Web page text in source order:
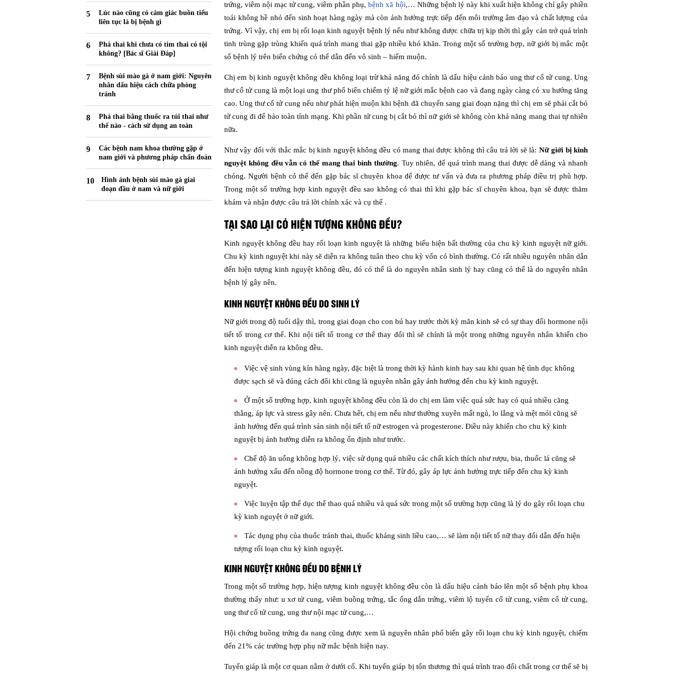
trứng, viêm nội mạc tử cung, viêm phần phụ,bệnh xã hội,… Những bệnh lý này khi xuất hiện không chỉ gây phiền
toái không hề nhỏ đến sinh hoạt hàng ngày mà còn ảnh hưởng trực tiếp đến môi trường âm đạo và chất lượng của
trứng. Vì vậy, chị em bị rối loạn kinh nguyệt bệnh lý nếu như không được chữa trị kịp thời thì gây cản trở quá trình
tinh trùng gặp trùng khiến quá trình mang thai gặp nhiều khó khăn. Trong một số trường hợp, nữ giới bị mắc một
số bệnh lý trên biến chứng có thể dẫn đến vô sinh – hiếm muộn.
Chị em bị kinh nguyệt không đều không loại trừ khả năng đó chính là dấu hiệu cảnh báo ung thư cổ tử cung. Ung
thư cổ tử cung là một loại ung thư phổ biến chiếm tỷ lệ nữ giới mắc bệnh cao và đang ngày càng có xu hướng tăng
cao. Ung thư cổ tử cung nếu như phát hiện muộn khi bệnh đã chuyển sang giai đoạn nặng thì chị em sẽ phải cắt bỏ
tử cung đi để bảo toàn tính mạng. Khi phần tử cung bị cắt bỏ thì nữ giới sẽ không còn khả năng mang thai tự nhiên
nữa.
Như vậy đối với thắc mắc bị kinh nguyệt không đều có mang thai được không thì câu trả lời sẽ là: Nữ giới bị kinh
nguyệt không đều vẫn có thể mang thai bình thường. Tuy nhiên, để quá trình mang thai được dễ dàng và nhanh
chóng. Người bệnh có thể đến gặp bác sĩ chuyên khoa để được tư vấn và đưa ra phương pháp điều trị phù hợp.
Trong một số trường hợp kinh nguyệt đều sao không có thai thì khi gặp bác sĩ chuyên khoa, bạn sẽ được thăm
khám và nhận được câu trả lời chính xác và cụ thể .
TẠI SAO LẠI CÓ HIỆN TƯỢNG KHÔNG ĐỀU?
Kinh nguyệt không đều hay rối loạn kinh nguyệt là những biểu hiện bất thường của chu kỳ kinh nguyệt nữ giới.
Chu kỳ kinh nguyệt khi này sẽ diễn ra không tuân theo chu kỳ vốn có bình thường. Có rất nhiều nguyên nhân dẫn
đến hiện tượng kinh nguyệt không đều, đó có thể là do nguyên nhân sinh lý hay cũng có thể là do nguyên nhân
bệnh lý gây nên.
KINH NGUYỆT KHÔNG ĐỀU DO SINH LÝ
Nữ giới trong độ tuổi dậy thì, trong giai đoạn cho con bú hay trước thời kỳ mãn kinh sẽ có sự thay đổi hormone nội
tiết tố trong cơ thể. Khi nội tiết tố trong cơ thể thay đổi thì sẽ chính là một trong những nguyên nhân khiến cho
kinh nguyệt diễn ra không đều.
Việc vệ sinh vùng kín hàng ngày, đặc biệt là trong thời kỳ hành kinh hay sau khi quan hệ tình dục không
được sạch sẽ và đúng cách đôi khi cũng là nguyên nhân gây ảnh hưởng đến chu kỳ kinh nguyệt.
Ở một số trường hợp, kinh nguyệt không đều còn là do chị em làm việc quá sức hay có quá nhiều căng
thẳng, áp lực và stress gây nên. Chưa hết, chị em nếu như thường xuyên mất ngủ, lo lắng và mệt mỏi cũng sẽ
ảnh hưởng đến quá trình sản sinh nội tiết tố nữ estrogen và progesterone. Điều này khiến cho chu kỳ kinh
nguyệt bị ảnh hưởng diễn ra không ổn định như trước.
Chế độ ăn uống không hợp lý, việc sử dụng quá nhiều các chất kích thích như rượu, bia, thuốc lá cũng sẽ
ảnh hưởng xấu đến nồng độ hormone trong cơ thể. Từ đó, gây áp lực ảnh hưởng trực tiếp đến chu kỳ kinh
nguyệt.
Việc luyện tập thể dục thể thao quá nhiều và quá sức trong một số trường hợp cũng là lý do gây rối loạn chu
kỳ kinh nguyệt ở nữ giới.
Tác dụng phụ của thuốc tránh thai, thuốc kháng sinh liều cao,… sẽ làm nội tiết tố nữ thay đổi dẫn đến hiện
tượng rối loạn chu kỳ kinh nguyệt.
KINH NGUYỆT KHÔNG ĐỀU DO BỆNH LÝ
Trong một số trường hợp, hiện tượng kinh nguyệt không đều còn là dấu hiệu cảnh báo lên một số bệnh phụ khoa
thường thấy như: u xơ tử cung, viêm buồng trứng, tắc ống dẫn trứng, viêm lộ tuyến cổ tử cung, viêm cổ tử cung,
ung thư cổ tử cung, ung thư nội mạc tử cung,…
Hội chứng buồng trứng đa nang cũng được xem là nguyên nhân phổ biến gây rối loạn chu kỳ kinh nguyệt, chiếm
đến 21% các trường hợp phụ nữ mắc bệnh hiện nay.
Tuyến giáp là một cơ quan nằm ở dưới cổ. Khi tuyến giáp bị tổn thương thì quá trình trao đổi chất trong cơ thể sẽ bị
Lúc nào cũng có cảm giác buồn tiểu
liên tục là bị bệnh gì
Phá thai khi chưa có tim thai có tội
không? [Bác sĩ Giải Đáp]
Bệnh sùi mào gà ở nam giới: Nguyên
nhân dấu hiệu cách chữa phòng
tránh
Phá thai bằng thuốc ra túi thai như
thế nào - cách sử dụng an toàn
Các bệnh nam khoa thường gặp ở
nam giới và phương pháp chẩn đoán
Hình ảnh bệnh sùi mào gà giai
đoạn đầu ở nam và nữ giới